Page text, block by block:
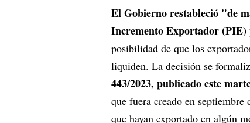
El Gobierno restableció "de
Incremento Exportador (PIE)
posibilidad de que los
liquiden. La decisión se
443/2023, publicado este
que fuera creado en
que hayan exportado en algún